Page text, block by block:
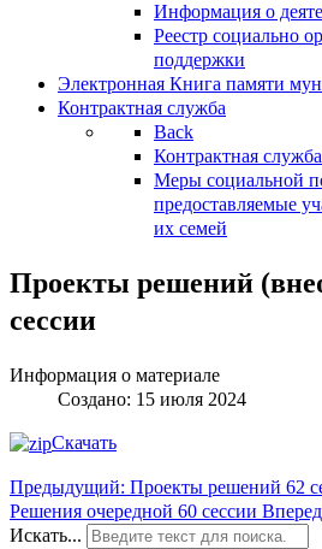
Информация о
Реестр социально
поддержки
Электронная Книга памяти
Контрактная служба
Back
Контрактная
Меры социальной
предоставляемые
их семей
Проекты решений
сессии
Информация о материале
Создано: 15 июля 2024
Скачать
Предыдущий: Проекты решений 62
Решения очередной 60 сессии Вперед
Искать...